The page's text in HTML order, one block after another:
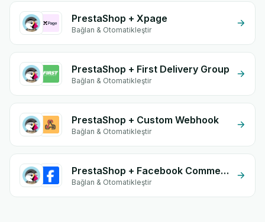
PrestaShop + Xpage
Bağlan & Otomatikleştir
PrestaShop + First Delivery Group
Bağlan & Otomatikleştir
PrestaShop + Custom Webhook
Bağlan & Otomatikleştir
PrestaShop + Facebook Comments
Bağlan & Otomatikleştir